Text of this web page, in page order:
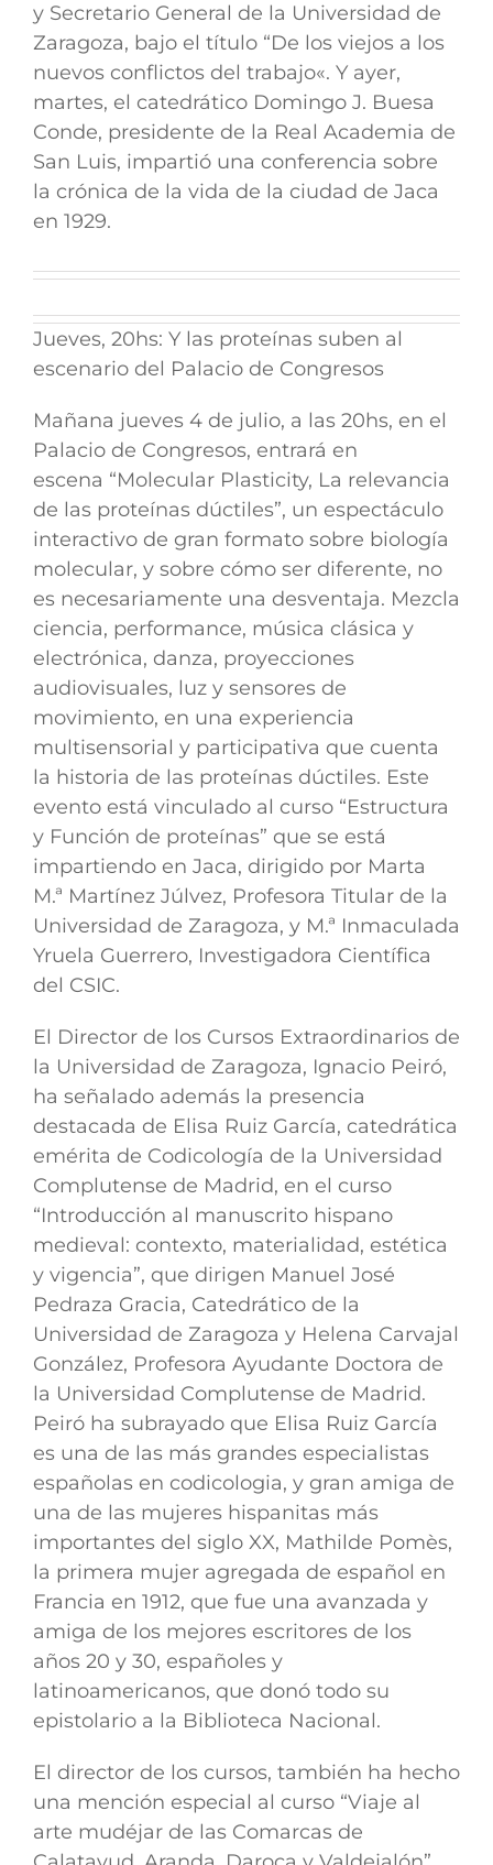
y Secretario General de la Universidad de
Zaragoza, bajo el título “De los viejos a los
nuevos conflictos del trabajo«. Y ayer,
martes, el catedrático Domingo J. Buesa
Conde, presidente de la Real Academia de
San Luis, impartió una conferencia sobre
la crónica de la vida de la ciudad de Jaca
en 1929.
Jueves, 20hs: Y las proteínas suben al
escenario del Palacio de Congresos
Mañana jueves 4 de julio, a las 20hs, en el
Palacio de Congresos, entrará en
escena “Molecular Plasticity, La relevancia
de las proteínas dúctiles”, un espectáculo
interactivo de gran formato sobre biología
molecular, y sobre cómo ser diferente, no
es necesariamente una desventaja. Mezcla
ciencia, performance, música clásica y
electrónica, danza, proyecciones
audiovisuales, luz y sensores de
movimiento, en una experiencia
multisensorial y participativa que cuenta
la historia de las proteínas dúctiles. Este
evento está vinculado al curso “Estructura
y Función de proteínas” que se está
impartiendo en Jaca, dirigido por Marta
M.ª Martínez Júlvez, Profesora Titular de la
Universidad de Zaragoza, y M.ª Inmaculada
Yruela Guerrero, Investigadora Científica
del CSIC.
El Director de los Cursos Extraordinarios de
la Universidad de Zaragoza, Ignacio Peiró,
ha señalado además la presencia
destacada de Elisa Ruiz García, catedrática
emérita de Codicología de la Universidad
Complutense de Madrid, en el curso
“Introducción al manuscrito hispano
medieval: contexto, materialidad, estética
y vigencia”, que dirigen Manuel José
Pedraza Gracia, Catedrático de la
Universidad de Zaragoza y Helena Carvajal
González, Profesora Ayudante Doctora de
la Universidad Complutense de Madrid.
Peiró ha subrayado que Elisa Ruiz García
es una de las más grandes especialistas
españolas en codicologia, y gran amiga de
una de las mujeres hispanitas más
importantes del siglo XX, Mathilde Pomès,
la primera mujer agregada de español en
Francia en 1912, que fue una avanzada y
amiga de los mejores escritores de los
años 20 y 30, españoles y
latinoamericanos, que donó todo su
epistolario a la Biblioteca Nacional.
El director de los cursos, también ha hecho
una mención especial al curso “Viaje al
arte mudéjar de las Comarcas de